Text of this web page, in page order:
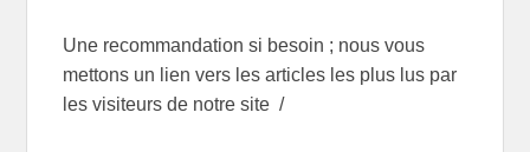
Une recommandation si besoin ; nous vous
mettons un lien vers les articles les plus lus par
les visiteurs de notre site /